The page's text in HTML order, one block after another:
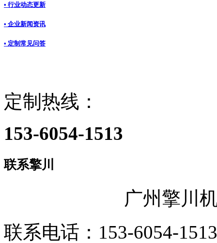
• 行业动态更新
• 企业新闻资讯
• 定制常见问答
定制热线：
153-6054-1513
联系擎川
广州擎川
联系电话：153-6054-1513